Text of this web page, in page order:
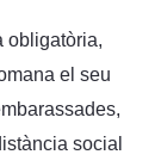
obligatòria,
el seu
social